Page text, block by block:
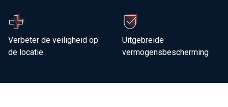
Verbeter de veiligheid op
de locatie
Uitgebreide
vermogensbescherming